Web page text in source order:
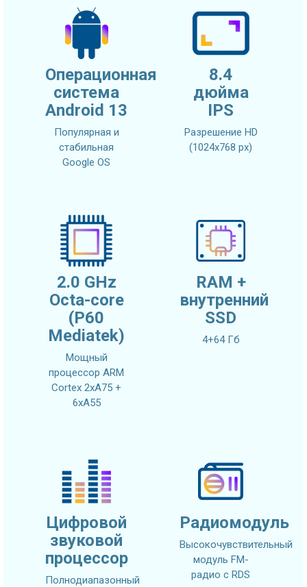
Операционная
система
Android 13
Популярная и
стабильная
Google OS
8.4
дюйма
IPS
Разрешение HD
(1024x768 px)
2.0 GHz
Octa-core
(P60
Mediatek)
Мощный
процессор ARM
Cortex 2xA75 +
6xA55
RAM +
внутренний
SSD
4+64 Гб
Цифровой
звуковой
процессор
Полнодиапазонный
Радиомодуль
Высокочувствительный
модуль FM-
радио с RDS